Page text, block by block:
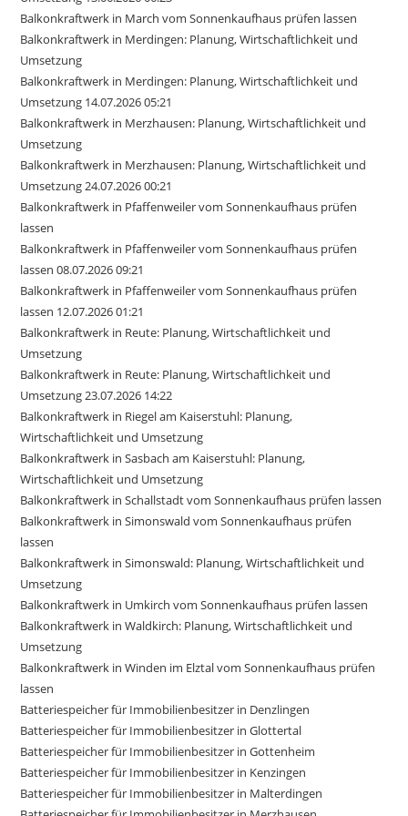
Balkonkraftwerk in March vom Sonnenkaufhaus prüfen lassen
Balkonkraftwerk in Merdingen: Planung, Wirtschaftlichkeit und
Umsetzung
Balkonkraftwerk in Merdingen: Planung, Wirtschaftlichkeit und
Umsetzung 14.07.2026 05:21
Balkonkraftwerk in Merzhausen: Planung, Wirtschaftlichkeit und
Umsetzung
Balkonkraftwerk in Merzhausen: Planung, Wirtschaftlichkeit und
Umsetzung 24.07.2026 00:21
Balkonkraftwerk in Pfaffenweiler vom Sonnenkaufhaus prüfen
lassen
Balkonkraftwerk in Pfaffenweiler vom Sonnenkaufhaus prüfen
lassen 08.07.2026 09:21
Balkonkraftwerk in Pfaffenweiler vom Sonnenkaufhaus prüfen
lassen 12.07.2026 01:21
Balkonkraftwerk in Reute: Planung, Wirtschaftlichkeit und
Umsetzung
Balkonkraftwerk in Reute: Planung, Wirtschaftlichkeit und
Umsetzung 23.07.2026 14:22
Balkonkraftwerk in Riegel am Kaiserstuhl: Planung,
Wirtschaftlichkeit und Umsetzung
Balkonkraftwerk in Sasbach am Kaiserstuhl: Planung,
Wirtschaftlichkeit und Umsetzung
Balkonkraftwerk in Schallstadt vom Sonnenkaufhaus prüfen lassen
Balkonkraftwerk in Simonswald vom Sonnenkaufhaus prüfen
lassen
Balkonkraftwerk in Simonswald: Planung, Wirtschaftlichkeit und
Umsetzung
Balkonkraftwerk in Umkirch vom Sonnenkaufhaus prüfen lassen
Balkonkraftwerk in Waldkirch: Planung, Wirtschaftlichkeit und
Umsetzung
Balkonkraftwerk in Winden im Elztal vom Sonnenkaufhaus prüfen
lassen
Batteriespeicher für Immobilienbesitzer in Denzlingen
Batteriespeicher für Immobilienbesitzer in Glottertal
Batteriespeicher für Immobilienbesitzer in Gottenheim
Batteriespeicher für Immobilienbesitzer in Kenzingen
Batteriespeicher für Immobilienbesitzer in Malterdingen